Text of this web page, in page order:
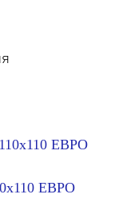
ЕВРО